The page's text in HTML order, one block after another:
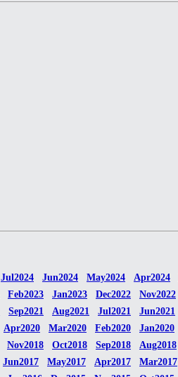
Jul2024 Jun2024 May2024 Apr2024
Feb2023 Jan2023 Dec2022 Nov2022
Sep2021 Aug2021 Jul2021 Jun2021
Apr2020 Mar2020 Feb2020 Jan2020
Nov2018 Oct2018 Sep2018 Aug2018
Jun2017 May2017 Apr2017 Mar2017